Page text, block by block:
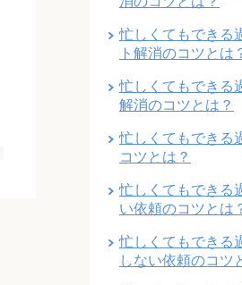
忙しくてもできる
ト解消のコツとは
忙しくてもできる
解消のコツとは？
忙しくてもできる
コツとは？
忙しくてもできる
い依頼のコツとは
忙しくてもできる
しない依頼のコツ